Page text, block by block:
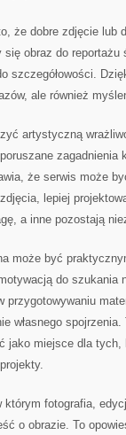
że dobre zdjęcie lub
obraz do reportażu
szczegółowości.
ale również
artystyczną
zagadnienia
że serwis może
lepiej
a inne pozostają
może być
do szukania
własnego
jako miejsce dla
którym fotografia,
o obrazie. To